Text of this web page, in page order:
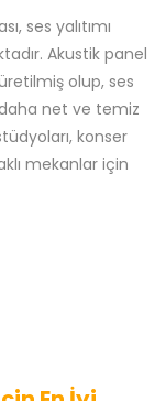
ses yalıtımı
Akustik panel
olup, ses
net ve temiz
konser
mekanlar için